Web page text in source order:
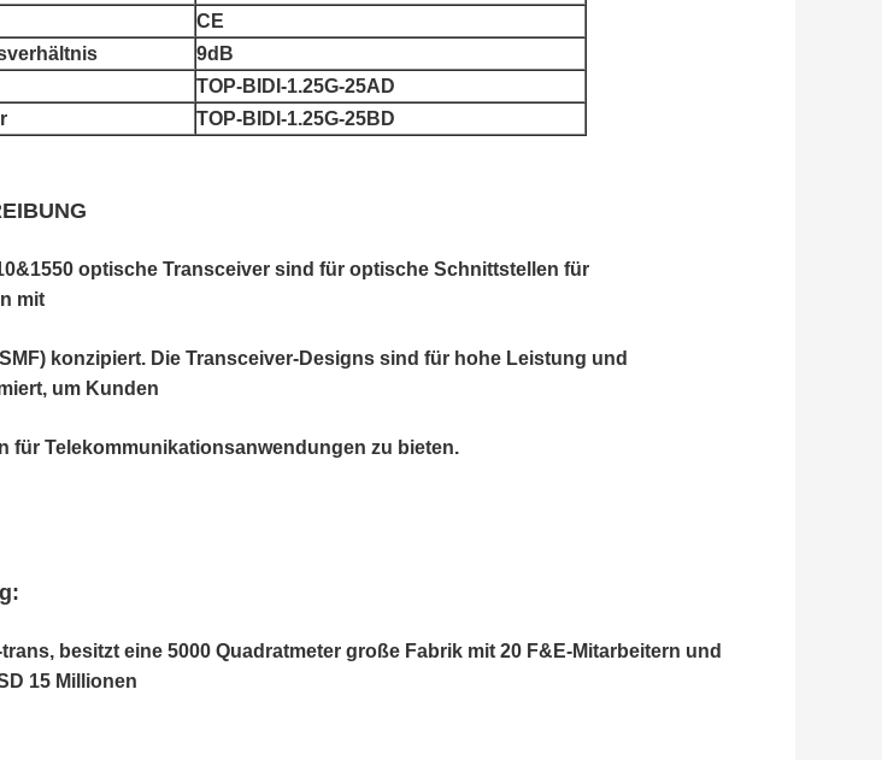
CE
9dB
TOP-BIDI-1.25G-25AD
TOP-BIDI-1.25G-25BD
optische Transceiver sind für optische Schnittstellen für
mit
konzipiert. Die Transceiver-Designs sind für hohe Leistung und
um Kunden
für Telekommunikationsanwendungen zu bieten.
besitzt eine 5000 Quadratmeter große Fabrik mit 20 F&E-Mitarbeitern und
15 Millionen